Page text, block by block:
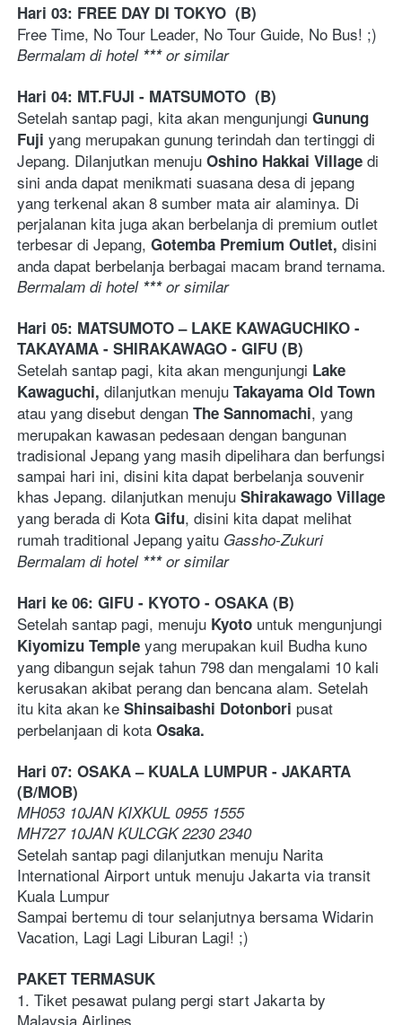
Hari 03: FREE DAY DI TOKYO  (B)
Free Time, No Tour Leader, No Tour Guide, No Bus! ;)
Bermalam di hotel *** or similar
Hari 04: MT.FUJI - MATSUMOTO  (B)
Setelah santap pagi, kita akan mengunjungi Gunung
Fuji yang merupakan gunung terindah dan tertinggi di
Jepang. Dilanjutkan menuju Oshino Hakkai Village di
sini anda dapat menikmati suasana desa di jepang
yang terkenal akan 8 sumber mata air alaminya. Di
perjalanan kita juga akan berbelanja di premium outlet
terbesar di Jepang, Gotemba Premium Outlet, disini
Bermalam di hotel *** or similar
Hari 05: MATSUMOTO – LAKE KAWAGUCHIKO -
TAKAYAMA - SHIRAKAWAGO - GIFU (B)
Setelah santap pagi, kita akan mengunjungi Lake
Kawaguchi, dilanjutkan menuju Takayama Old Town
atau yang disebut dengan The Sannomachi, yang
merupakan kawasan pedesaan dengan bangunan
tradisional Jepang yang masih dipelihara dan berfungsi
sampai hari ini, disini kita dapat berbelanja souvenir
khas Jepang. dilanjutkan menuju Shirakawago Village
yang berada di Kota Gifu, disini kita dapat melihat
rumah traditional Jepang yaitu Gassho-Zukuri
Bermalam di hotel *** or similar
Hari ke 06: GIFU - KYOTO - OSAKA (B)
Setelah santap pagi, menuju Kyoto
Kiyomizu Temple yang merupakan kuil Budha kuno
yang dibangun sejak tahun 798 dan mengalami 10 kali
kerusakan akibat perang dan bencana alam. Setelah
itu kita akan ke Shinsaibashi Dotonbori pusat
perbelanjaan di kota Osaka.
Hari 07: OSAKA – KUALA LUMPUR - JAKARTA
(B/MOB)
MH053 10JAN KIXKUL 0955 1555
MH727 10JAN KULCGK 2230 2340
Setelah santap pagi dilanjutkan menuju Narita
International Airport untuk menuju Jakarta via transit
Kuala Lumpur
Sampai bertemu di tour selanjutnya bersama Widarin
Vacation, Lagi Lagi Liburan Lagi! ;)
PAKET TERMASUK
1. Tiket pesawat pulang pergi start Jakarta by
Malaysia Airlines